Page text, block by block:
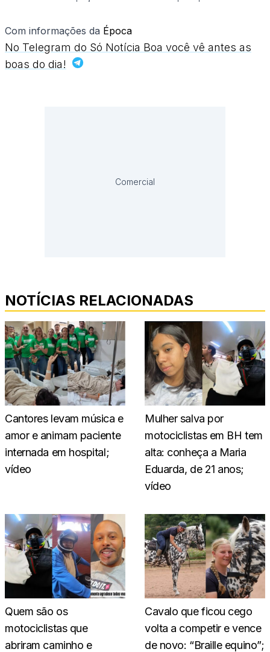
Com informações da Época
No Telegram do Só Notícia Boa você vê antes as
boas do dia!
Comercial
NOTÍCIAS RELACIONADAS
Cantores levam música e
amor e animam paciente
internada em hospital;
vídeo
Mulher salva por
motociclistas em BH tem
alta: conheça a Maria
Eduarda, de 21 anos;
vídeo
Quem são os
motociclistas que
abriram caminho e
Cavalo que ficou cego
volta a competir e vence
de novo: “Braille equino”;